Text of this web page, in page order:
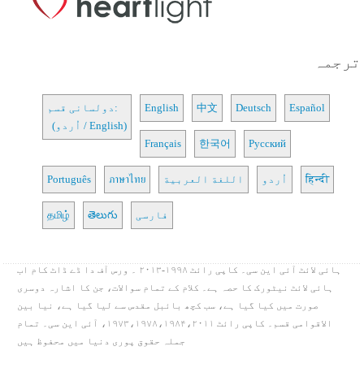
ترجمہ
دولسانی قسم:
(اُردو / English)
English 中文 Deutsch Español
Français 한국어 Русский
Português ภาษาไทย اللغة العربية اُردو हिन्दी
தமிழ் తెలుగు فارسی
ہائی لائٹ آئی این سی۔ کاپی رائٹ ۱۹۹۸-۲۰۱۳ ۔ ورس آف دا ڈے ڈاٹ کام اب
ہائی لائٹ نیٹورک کا حصہ ہے۔ کلام کے تمام سوالات، جن کا اشارہ دوسری
صورت میں کیا گیا ہے، سب کچھ بائبل مقدس سے لیا گیا ہے، نیا بین
الاقوامی قسم۔ کاپی رائٹ ۱۹۷۳،۱۹۷۸،۱۹۸۴،۲۰۱۱، آئی این سی۔ تمام
جملہ حقوق پوری دنیا میں محفوظ ہیں